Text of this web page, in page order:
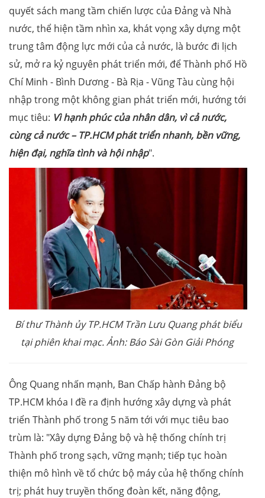
quyết sách mang tầm chiến lược của Đảng và Nhà
nước, thể hiện tầm nhìn xa, khát vọng xây dựng một
trung tâm động lực mới của cả nước, là bước đi lịch
sử, mở ra kỷ nguyên phát triển mới, để Thành phố Hồ
Chí Minh - Bình Dương - Bà Rịa - Vũng Tàu cùng hội
nhập trong một không gian phát triển mới, hướng tới
mục tiêu: Vì hạnh phúc của nhân dân, vì cả nước,
cùng cả nước – TP.HCM phát triển nhanh, bền vững,
hiện đại, nghĩa tình và hội nhập".
Bí thư Thành ủy TP.HCM Trần Lưu Quang phát biểu
tại phiên khai mạc. Ảnh: Báo Sài Gòn Giải Phóng
Ông Quang nhấn mạnh, Ban Chấp hành Đảng bộ
TP.HCM khóa I đề ra định hướng xây dựng và phát
triển Thành phố trong 5 năm tới với mục tiêu bao
trùm là: "Xây dựng Đảng bộ và hệ thống chính trị
Thành phố trong sạch, vững mạnh; tiếp tục hoàn
thiện mô hình về tổ chức bộ máy của hệ thống chính
trị; phát huy truyền thống đoàn kết, năng động,